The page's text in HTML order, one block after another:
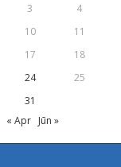
3
4
10
11
17
18
24
25
31
« Apr Jūn »